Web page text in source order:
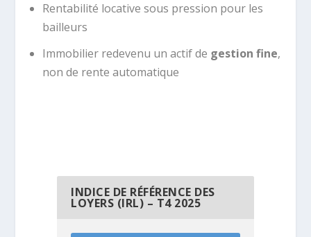
Rentabilité locative sous pression pour les
bailleurs
Immobilier redevenu un actif de gestion fine,
non de rente automatique
INDICE DE RÉFÉRENCE DES
LOYERS (IRL) – T4 2025